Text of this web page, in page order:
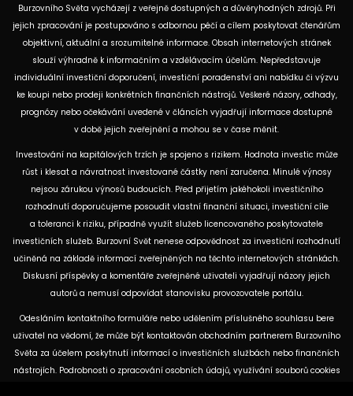
Burzovního Světa vycházejí z veřejně dostupných a důvěryhodných zdrojů. Při
jejich zpracování je postupováno s odbornou péčí a cílem poskytovat čtenářům
objektivní, aktuální a srozumitelné informace. Obsah internetových stránek
slouží výhradně k informačním a vzdělávacím účelům. Nepředstavuje
individuální investiční doporučení, investiční poradenství ani nabídku či výzvu
ke koupi nebo prodeji konkrétních finančních nástrojů. Veškeré názory, odhady,
prognózy nebo očekávání uvedené v článcích vyjadřují informace dostupné
v době jejich zveřejnění a mohou se v čase měnit.
Investování na kapitálových trzích je spojeno s rizikem. Hodnota investic může
růst i klesat a návratnost investované částky není zaručena. Minulé výnosy
nejsou zárukou výnosů budoucích. Před přijetím jakéhokoli investičního
rozhodnutí doporučujeme posoudit vlastní finanční situaci, investiční cíle
a toleranci k riziku, případně využít služeb licencovaného poskytovatele
investičních služeb. Burzovní Svět nenese odpovědnost za investiční rozhodnutí
učiněná na základě informací zveřejněných na těchto internetových stránkách.
Diskusní příspěvky a komentáře zveřejněné uživateli vyjadřují názory jejich
autorů a nemusí odpovídat stanovisku provozovatele portálu.
Odesláním kontaktního formuláře nebo udělením příslušného souhlasu bere
uživatel na vědomí, že může být kontaktován obchodním partnerem Burzovního
Světa za účelem poskytnutí informací o investičních službách nebo finančních
nástrojích. Podrobnosti o zpracování osobních údajů, využívání souborů cookies